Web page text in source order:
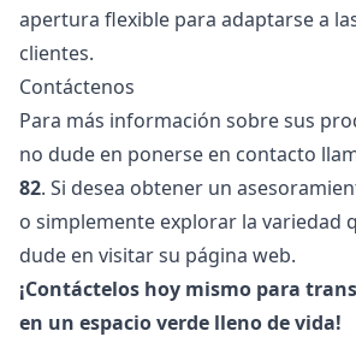
apertura flexible para adaptarse a
clientes.
Contáctenos
Para más información sobre sus
no dude en ponerse en contacto
82. Si desea obtener un
o simplemente explorar la variedad
dude en visitar su página web.
¡Contáctelos hoy mismo para
en un espacio verde lleno de vida!